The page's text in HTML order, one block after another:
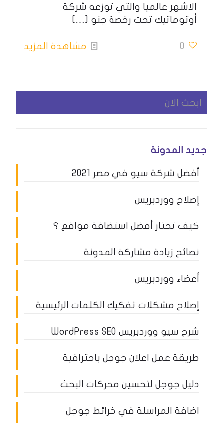
الاشهر عالميا والتي توزعه شركة
أوتوماتيك تحت رخصة جنو […]
0 مشاهدة المزيد
جديد المدونة
أفضل شركة سيو في مصر 2021
إصلاح ووردبريس
كيف تختار أفضل استضافة مواقع ؟
نصائح زيادة مشاركة المدونة
أعضاء ووردبريس
إصلاح مشكلات تفكيك الكلمات الرئيسية
شرح سيو ووردبريس WordPress SEO
طريقة عمل اعلان جوجل باحترافية
دليل جوجل لتحسين محركات البحث
اضافة المراسلة في خرائط جوجل